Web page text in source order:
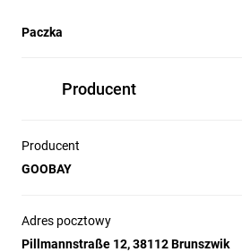
Paczka
Producent
Producent
GOOBAY
Adres pocztowy
Pillmannstraße 12, 38112 Brunszwik